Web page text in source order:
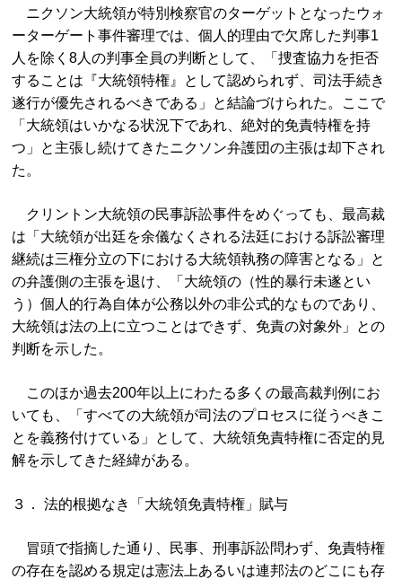
ニクソン大統領が特別検察官のターゲットとなったウォ
ーターゲート事件審理では、個人的理由で欠席した判事1
人を除く8人の判事全員の判断として、「捜査協力を拒否
することは『大統領特権』として認められず、司法手続き
遂行が優先されるべきである」と結論づけられた。ここで
「大統領はいかなる状況下であれ、絶対的免責特権を持
つ」と主張し続けてきたニクソン弁護団の主張は却下され
た。
クリントン大統領の民事訴訟事件をめぐっても、最高裁
は「大統領が出廷を余儀なくされる法廷における訴訟審理
継続は三権分立の下における大統領執務の障害となる」と
の弁護側の主張を退け、「大統領の（性的暴行未遂とい
う）個人的行為自体が公務以外の非公式的なものであり、
大統領は法の上に立つことはできず、免責の対象外」との
判断を示した。
このほか過去200年以上にわたる多くの最高裁判例にお
いても、「すべての大統領が司法のプロセスに従うべきこ
とを義務付けている」として、大統領免責特権に否定的見
解を示してきた経緯がある。
３． 法的根拠なき「大統領免責特権」賦与
冒頭で指摘した通り、民事、刑事訴訟問わず、免責特権
の存在を認める規定は憲法上あるいは連邦法のどこにも存